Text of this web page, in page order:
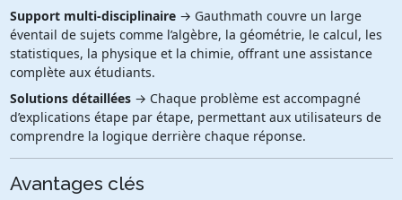
Support multi-disciplinaire→ Gauthmath couvre un large
éventail de sujets comme l’algèbre, la géométrie, le calcul, les
statistiques, la physique et la chimie, offrant une assistance
complète aux étudiants.
Solutions détaillées→ Chaque problème est accompagné
d’explications étape par étape, permettant aux utilisateurs de
comprendre la logique derrière chaque réponse.
Avantages clés